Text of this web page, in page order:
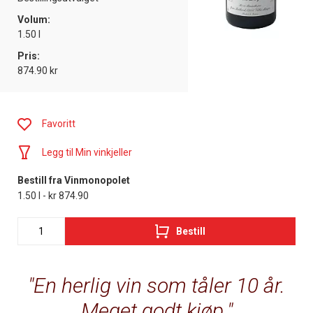
Volum:
1.50 l
Pris:
874.90 kr
En herlig vin som tåler 10 år.
Favoritt
Legg til Min vinkjeller
Bestill fra Vinmonopolet
1.50 l - kr 874.90
Bestill